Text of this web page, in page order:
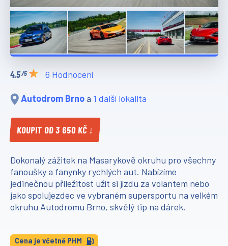
/5 6 Hodnocení
Autodrom Brno a 1 další lokalita
KOUPIT OD 3 650 KČ ↓
Dokonalý zážitek na Masarykově okruhu pro všechny
fanoušky a fanynky rychlých aut. Nabízíme
jedinečnou příležitost užít si jízdu za volantem nebo
jako spolujezdec ve vybraném supersportu na velkém
okruhu Autodromu Brno, skvělý tip na dárek.
Cena je včetně PHM